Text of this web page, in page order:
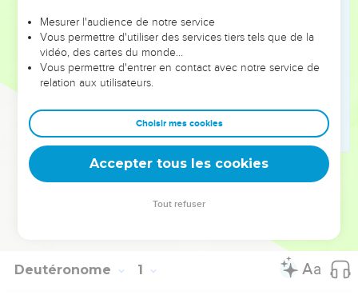
politique entreprise par le roi. Jérémie, contemporain de
Josias, y a puis son insistance sur l’intériorisation de la Loi, à
laquelle l’adorateur de Dieu obéit par un mouvement du
cœur (Dt 30.2,6,14 ; Jr 4.4 ; 31.33 ; 32.39). Et Jésus, le
(18.18), devait méditer sur ce livre lorsqu’au désert, par trois
fois, il y a puisé les paroles qu’il a opposées au tentateur (Mt
4.1-11).
permission. All rights reserved worldwide.
Deutéronome 1
Mesurer l'audience de notre service
Vous permettre d'utiliser des services tiers tels que de la
vidéo, des cartes du monde…
Vous permettre d'entrer en contact avec notre service de
relation aux utilisateurs.
Choisir mes cookies
Accepter tous les cookies
Tout refuser